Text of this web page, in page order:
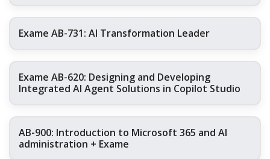
Exame AB-731: AI Transformation Leader
Exame AB-620: Designing and Developing
Integrated AI Agent Solutions in Copilot Studio
AB-900: Introduction to Microsoft 365 and AI
administration + Exame